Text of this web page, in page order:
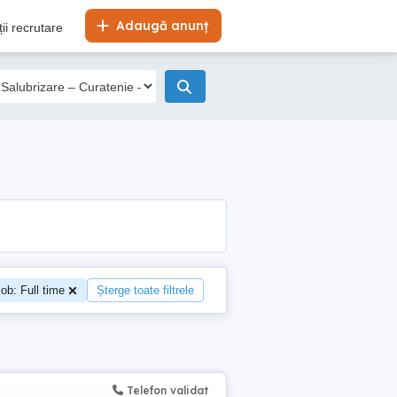
Adaugă anunț
recrutare
Full time Șterge toate filtrele
Telefon validat